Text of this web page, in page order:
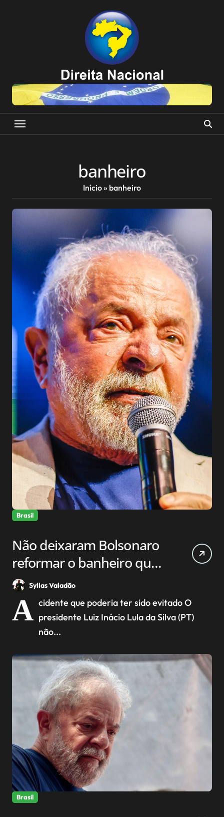
banheiro
Início» banheiro
Brasil
Não deixaram Bolsonaro
reformar o banheiro que
quase matou Lula
Syllas Valadão
A cidente que poderia ter sido evitado O
presidente Luiz Inácio Lula da Silva (PT)
não...
Brasil